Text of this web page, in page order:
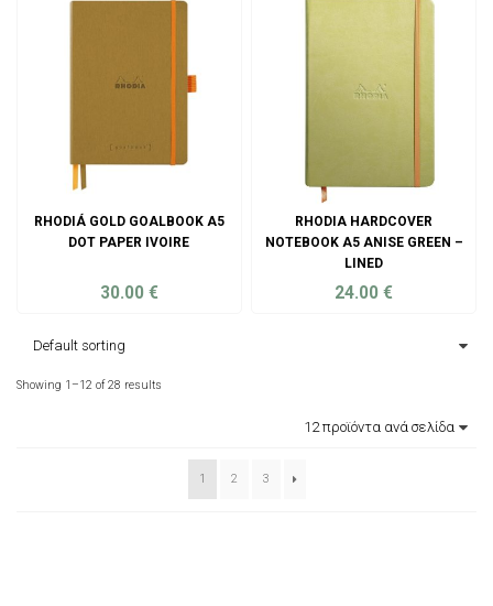
RHODIÁ GOLD GOALBOOK A5
DOT PAPER IVOIRE
30.00 €
RHODIA HARDCOVER
NOTEBOOK A5 ANISE GREEN –
LINED
24.00€
Showing 1–12 of 28 results
1 2 3